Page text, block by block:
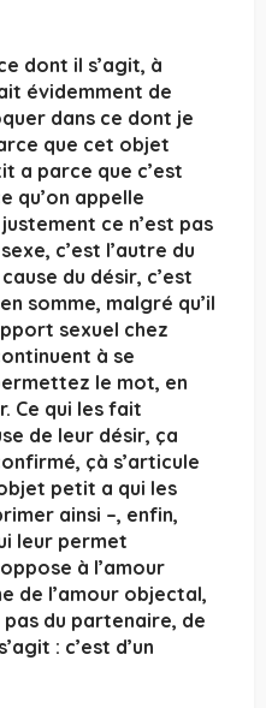
dont il s’agit, à
évidemment de
dans ce dont je
que cet objet
a parce que c’est
qu’on appelle
ce n’est pas
c’est l’autre du
du désir, c’est
somme, malgré qu’il
sexuel chez
à se
le mot, en
Ce qui les fait
de leur désir, ça
çà s’articule
petit a qui les
ainsi –, enfin,
leur permet
à l’amour
de l’amour objectal,
pas du partenaire, de
: c’est d’un